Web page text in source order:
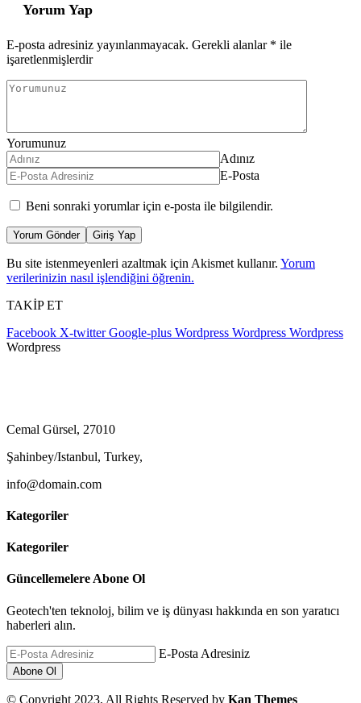
Yorum Yap
E-posta adresiniz yayınlanmayacak. Gerekli alanlar * ile
işaretlenmişlerdir
Yorumunuz
Adınız
E-Posta
Beni sonraki yorumlar için e-posta ile bilgilendir.
Yorum Gönder Giriş Yap
Bu site istenmeyenleri azaltmak için Akismet kullanır. Yorum
verilerinizin nasıl işlendiğini öğrenin.
TAKİP ET
Facebook X-twitter Google-plus Wordpress Wordpress Wordpress
Wordpress
Cemal Gürsel, 27010
Şahinbey/Istanbul, Turkey,
info@domain.com
Kategoriler
Kategoriler
Güncellemelere Abone Ol
Geotech'ten teknoloj, bilim ve iş dünyası hakkında en son yaratıcı
haberleri alın.
E-Posta Adresiniz
© Copyright 2023, All Rights Reserved by Kan Themes